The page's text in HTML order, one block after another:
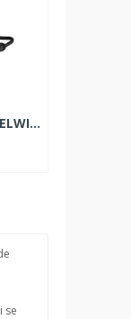
APARAT DE SUDURA TELWIN tip MIG/TIG/MMA, TECHNOMIG 210 DUAL SYNERGIC
se